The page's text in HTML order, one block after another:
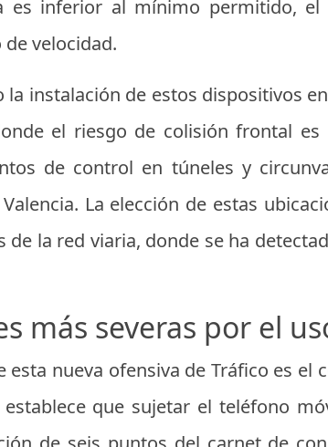
es inferior al mínimo permitido,
velocidad.
la instalación de estos dispositivos
el riesgo de colisión frontal
de control en túneles y
La elección de estas
de la red viaria, donde se ha
más severas por el
esta nueva ofensiva de Tráfico es el
que sujetar el teléfono